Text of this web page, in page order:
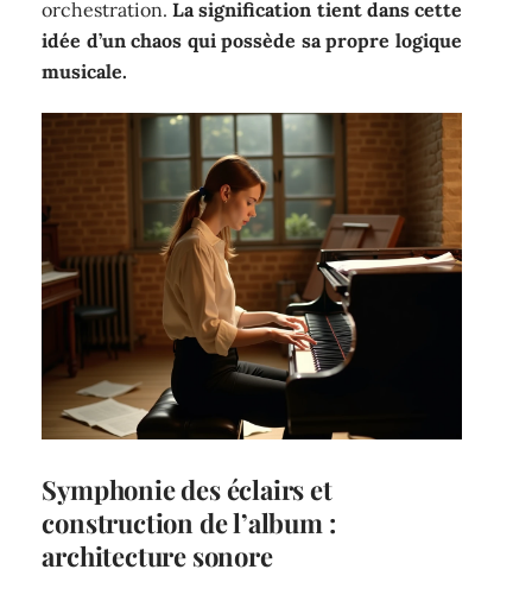
orchestration.La signification tient dans cette
idée d’un chaos qui possède sa propre logique
musicale.
Symphonie des éclairs et
construction de l’album :
architecture sonore